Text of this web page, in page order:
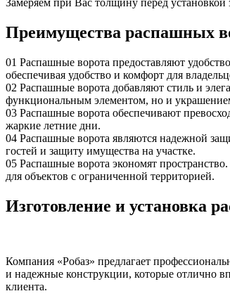
Преимущества распашных
01 Распашные ворота предоставляют
обеспечивая удобство и комфорт для
02 Распашные ворота добавляют стиль и
функциональным элементом, но и
03 Распашные ворота обеспечивают
жаркие летние дни.
04 Распашные ворота являются надежной
гостей и защиту имущества на участке.
05 Распашные ворота экономят
для объектов с ограниченной территорией.
Изготовление и установка
Компания «Робаз» предлагает
и надежные конструкции, которые отлично
клиента.